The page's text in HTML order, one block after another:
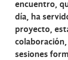
encuentro,
día, ha
proyecto,
sesiones